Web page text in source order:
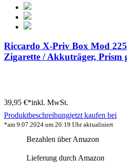
Riccardo X-Priv Box Mod
Zigarette / Akkuträger, Prism
39,95 €*inkl. MwSt.
Produktbeschreibungjetzt kaufen bei
*am 9.07.2024 um 20:19 Uhr aktualisiert
Bezahlen über Amazon
Lieferung durch Amazon